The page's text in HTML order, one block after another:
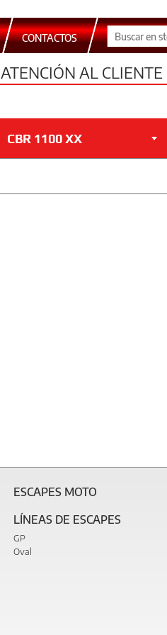
CONTACTOS
ATENCIÓN AL CLIENTE
CBR 1100 XX
ESCAPES MOTO
LÍNEAS DE ESCAPES
GP
Oval